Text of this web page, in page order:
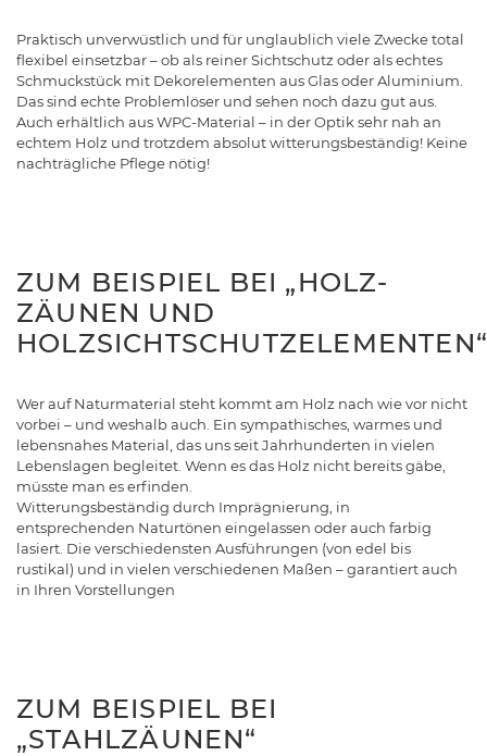
Praktisch unverwüstlich und für unglaublich viele Zwecke total
flexibel einsetzbar – ob als reiner Sichtschutz oder als echtes
Schmuckstück mit Dekorelementen aus Glas oder Aluminium.
Das sind echte Problemlöser und sehen noch dazu gut aus.
Auch erhältlich aus WPC-Material – in der Optik sehr nah an
echtem Holz und trotzdem absolut witterungsbeständig! Keine
nachträgliche Pflege nötig!
ZUM BEISPIEL BEI „HOLZ-
ZÄUNEN UND
Wer auf Naturmaterial steht kommt am Holz nach wie vor nicht
vorbei – und weshalb auch. Ein sympathisches, warmes und
lebensnahes Material, das uns seit Jahrhunderten in vielen
Lebenslagen begleitet. Wenn es das Holz nicht bereits gäbe,
müsste man es erfinden.
Witterungsbeständig durch Imprägnierung, in
entsprechenden Naturtönen eingelassen oder auch farbig
lasiert. Die verschiedensten Ausführungen (von edel bis
rustikal) und in vielen verschiedenen Maßen – garantiert auch
in Ihren Vorstellungen
ZUM BEISPIEL BEI
„STAHLZÄUNEN“